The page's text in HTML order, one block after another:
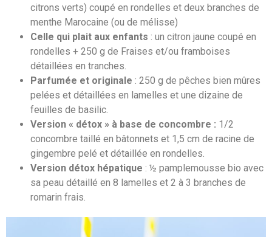
citrons verts) coupé en rondelles et deux branches de
menthe Marocaine (ou de mélisse)
Celle qui plait aux enfants : un citron jaune coupé en
rondelles + 250 g de Fraises et/ou framboises
détaillées en tranches.
Parfumée et originale : 250 g de pêches bien mûres
pelées et détaillées en lamelles et une dizaine de
feuilles de basilic.
Version « détox » à base de concombre : 1/2
concombre taillé en bâtonnets et 1,5 cm de racine de
gingembre pelé et détaillée en rondelles.
Version détox hépatique : ½ pamplemousse bio avec
sa peau détaillé en 8 lamelles et 2 à 3 branches de
romarin frais.